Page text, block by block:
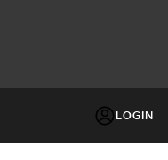
LOGIN